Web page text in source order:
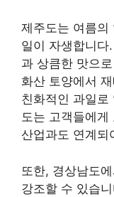
제주도는 여름의
일이 자생합니
과 상큼한 맛으
화산 토양에서
친화적인 과일로
도는 고객들에
산업과도 연계되
또한, 경상남도
강조할 수 있습